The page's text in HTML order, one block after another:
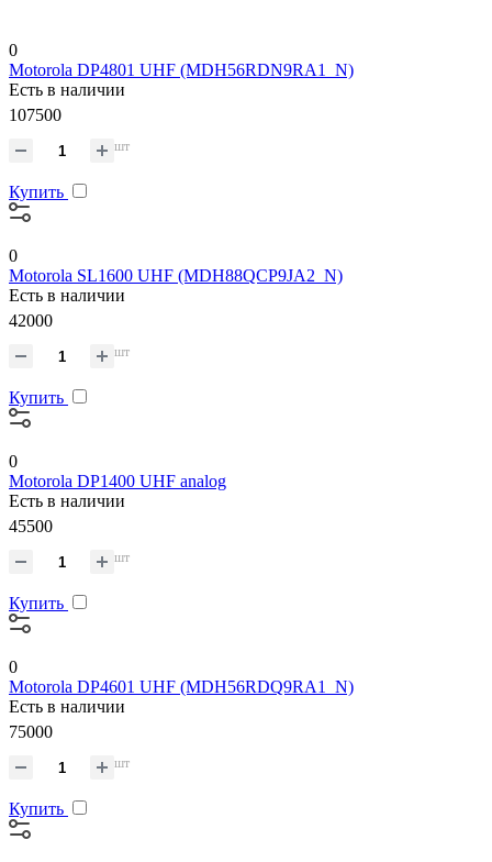
0
Motorola DP4801 UHF (MDH56RDN9RA1_N)
Есть в наличии
107500
шт
Купить
0
Motorola SL1600 UHF (MDH88QCP9JA2_N)
Есть в наличии
42000
шт
Купить
0
Motorola DP1400 UHF analog
Есть в наличии
45500
шт
Купить
0
Motorola DP4601 UHF (MDH56RDQ9RA1_N)
Есть в наличии
75000
шт
Купить